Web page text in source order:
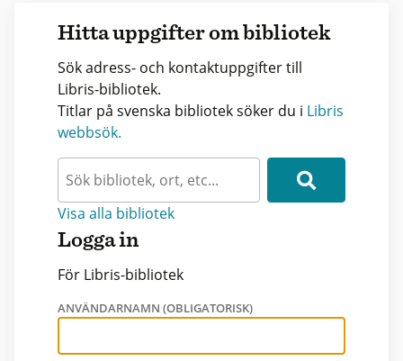
Hitta uppgifter om bibliotek
Sök adress- och kontaktuppgifter till
Libris-bibliotek.
Titlar på svenska bibliotek söker du i Libris
webbsök.
Visa alla bibliotek
Logga in
För Libris-bibliotek
ANVÄNDARNAMN (OBLIGATORISK)